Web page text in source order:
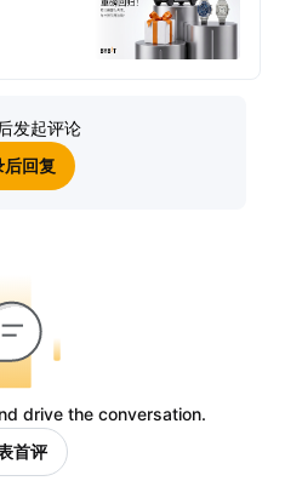
发起评论
后回复
drive the conversation.
首评